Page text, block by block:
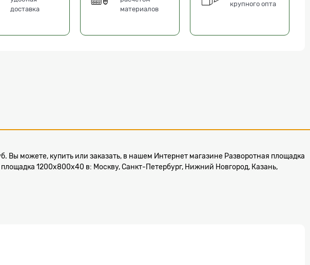
доставка
материалов
крупного опта
Вы можете, купить или заказать, в нашем Интернет магазине Разворотная площадка
1200х800х40 в: Москву, Санкт-Петербург, Нижний Новгород, Казань,